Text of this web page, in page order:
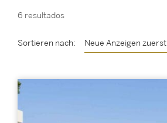
6 resultados
Sortieren nach: Neue Anzeigen zuerst